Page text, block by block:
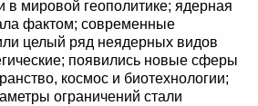
в мировой геополитике; ядерная
фактом; современные
целый ряд неядерных видов
появились новые сферы
космос и биотехнологии;
ограничений стали